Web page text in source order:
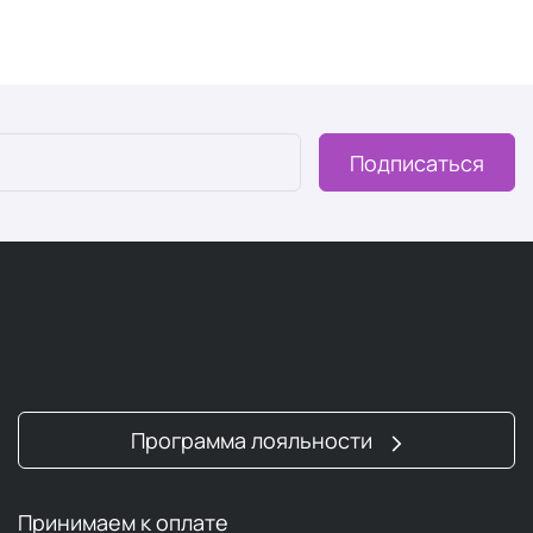
Подписаться
Программа лояльности
Принимаем к оплате